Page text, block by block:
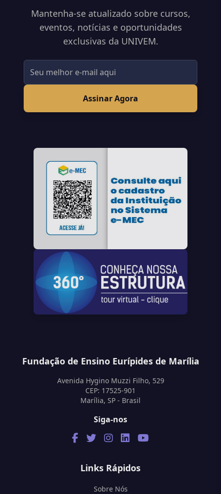
Mantenha-se atualizado sobre cursos,
eventos, notícias e oportunidades
exclusivas da UNIVEM.
Assinar Agora
Fundação de Ensino Eurípides de Marília
Avenida Hygino Muzzi Filho, 529
CEP: 17525-901
Marília, SP - Brasil
Siga-nos
Links Rápidos
Sobre Nós